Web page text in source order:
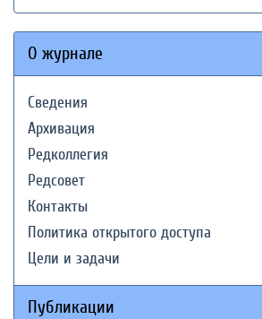
О журнале
Сведения
Архивация
Редколлегия
Редсовет
Контакты
Политика открытого доступа
Цели и задачи
Публикации